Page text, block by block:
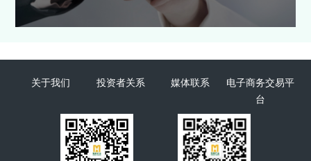
关于我们 投资者关系 媒体联系
电子商务交易平
台